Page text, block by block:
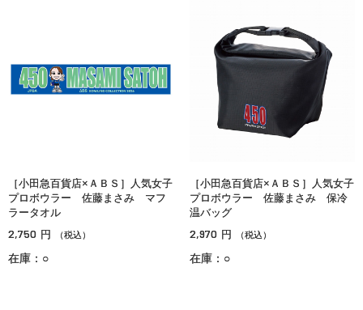
［小田急百貨店×ＡＢＳ］人気女子
プロボウラー 佐藤まさみ マフ
ラータオル
2,750 円 （税込）
在庫：○
［小田急百貨店×ＡＢＳ］人気女子
プロボウラー 佐藤まさみ 保冷
温バッグ
2,970 円 （税込）
在庫：○